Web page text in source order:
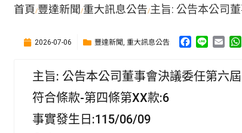
首頁/豐達新聞/重大訊息公告/主旨: 公告本公司
2026-07-06 豐達新聞,重大訊息公告
F
e
L
e
E
i
主旨: 公告本公司董事會決議委任第六
符合條款-第四條第XX款:6
事實發生日:115/06/09